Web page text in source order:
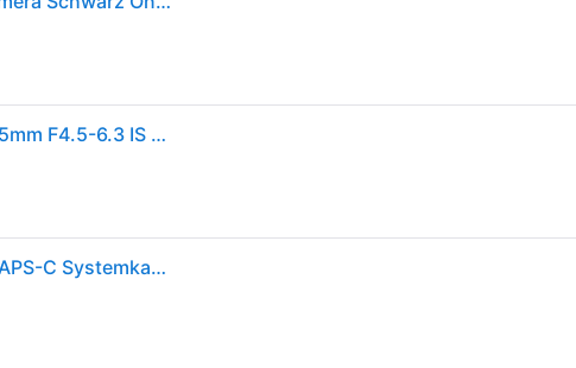
CANON Systemkamera "EOS R100 + RF-S 18-45mm F4.5-6.3 IS STM Kit", schwarz, B:11,63cm H:8,55cm T:6,88cm, Fotokameras, Systemkamera
Canon EOS R100 mit RF-S 18–45mm – 24,1 MP APS-C Systemkamera – Dual Pixel AF, 4K-Video, 6,5 B/s, Augen- & Gesichtserkennung, WLAN & Bluetooth - Perfekt, um kostbare Erinnerungen festzuhalten